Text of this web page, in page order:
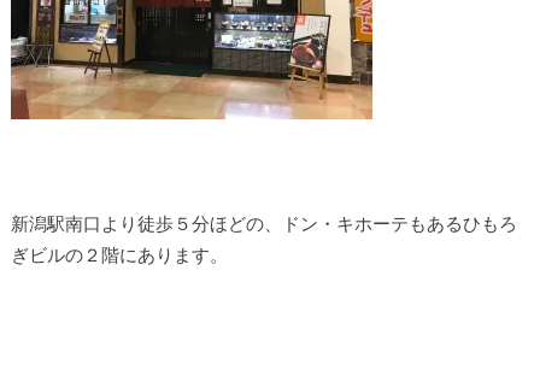
新潟駅南口より徒歩５分ほどの、ドン・キホーテもあるひもろ
ぎビルの２階にあります。